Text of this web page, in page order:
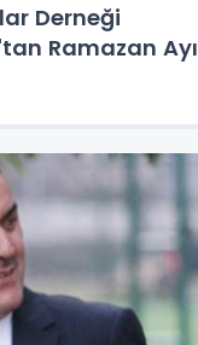
Derneği
Ramazan Ayı